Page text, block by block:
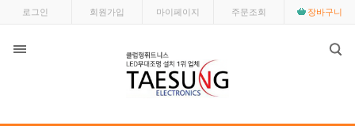
로그인 회원가입 마이페이지 주문조회 장바구니